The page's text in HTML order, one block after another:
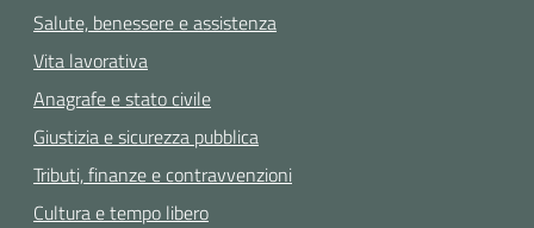
Salute, benessere e assistenza
Vita lavorativa
Anagrafe e stato civile
Giustizia e sicurezza pubblica
Tributi, finanze e contravvenzioni
Cultura e tempo libero